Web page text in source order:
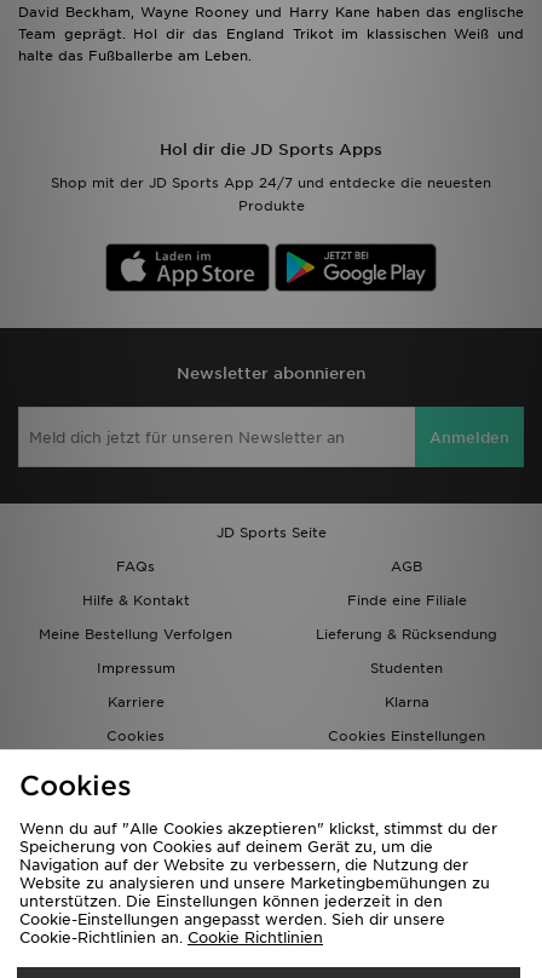
David Beckham, Wayne Rooney und Harry Kane haben das englische
Team geprägt. Hol dir das England Trikot im klassischen Weiß und
halte das Fußballerbe am Leben.
Hol dir die JD Sports Apps
Shop mit der JD Sports App 24/7 und entdecke die neuesten
Produkte
Newsletter abonnieren
Anmelden
JD Sports Seite
FAQs
AGB
Hilfe & Kontakt
Finde eine Filiale
Meine Bestellung Verfolgen
Lieferung & Rücksendung
Impressum
Studenten
Karriere
Klarna
Cookies
Cookies Einstellungen
Lieferung Nach
Cookies
Wenn du auf "Alle Cookies akzeptieren" klickst, stimmst du der
Speicherung von Cookies auf deinem Gerät zu, um die
Navigation auf der Website zu verbessern, die Nutzung der
Website zu analysieren und unsere Marketingbemühungen zu
unterstützen. Die Einstellungen können jederzeit in den
Cookie-Einstellungen angepasst werden. Sieh dir unsere
Cookie-Richtlinien an. Cookie Richtlinien